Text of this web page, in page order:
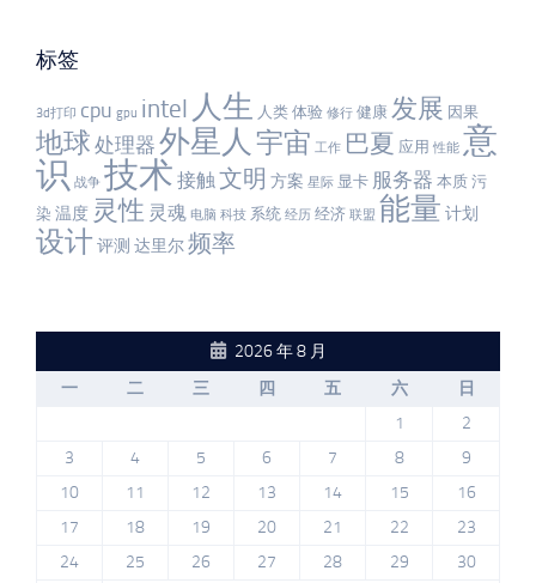
标签
3d打印 cpu gpu intel 人生 人类 体验 修行 健康 发展 因果
地球 处理器 外星人 宇宙 工作 巴夏 应用 性能 意
识 战争 技术 接触文明 方案 星际 显卡 服务器 本质 污
染 温度 灵性 灵魂 电脑 科技 系统 经历 经济 联盟 能量 计划
设计评测 达里尔频率
2026 年 8 月
一
二 三 四 五 六
日
1
2
3
4 5 6 7 8
9
10
11 12 13 14 15
16
17
18 19 20 21 22
23
24
25 26 27 28 29
30